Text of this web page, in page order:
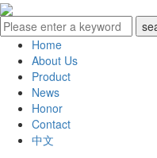
Home
About Us
Product
News
Honor
Contact
中文